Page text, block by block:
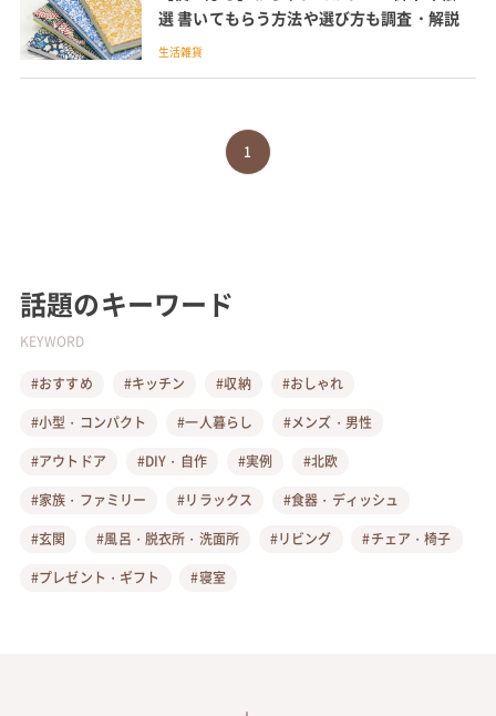
選 書いてもらう方法や選び方も調査・解説
生活雑貨
1
話題のキーワード
KEYWORD
#おすすめ #キッチン #収納
#おしゃれ
#小型・コンパクト
#一人暮らし
#メンズ・男性
#アウトドア
#DIY・自作 #実例
#北欧
#家族・ファミリー
#リラックス
#食器・ディッシュ
#玄関
#風呂・脱衣所・洗面所 #リビング
#チェア・椅子
#プレゼント・ギフト
#寝室